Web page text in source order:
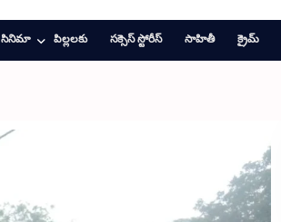
సినిమా పిల్లలకు సక్సెస్ స్టోరీస్ సాహితీ క్రైమ్